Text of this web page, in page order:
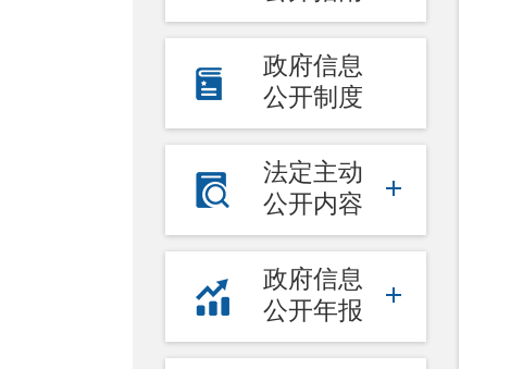
政府信息
公开制度
法定主动
公开内容
政府信息
公开年报